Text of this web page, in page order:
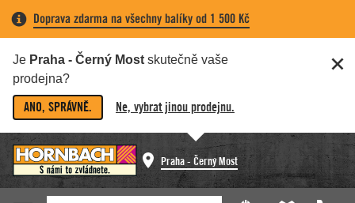
Doprava zdarma na všechny balíky od 1 500 Kč
Je Praha - Černý Most skutečně vaše
prodejna?
ANO, SPRÁVNĚ. Ne, vybrat jinou prodejnu.
Praha - Černý Most